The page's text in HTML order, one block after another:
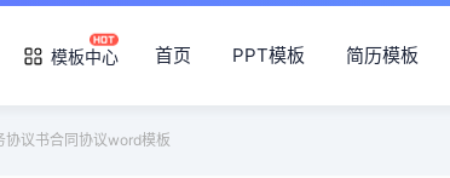
模板中心 首页 PPT模板 简历模板
协议书合同协议word模板